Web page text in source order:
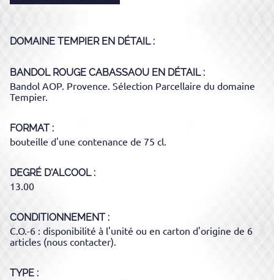
DOMAINE TEMPIEREN DÉTAIL :
BANDOL ROUGE CABASSAOU EN DÉTAIL :
Bandol AOP. Provence. Sélection Parcellaire du domaine
Tempier.
FORMAT
bouteille d'une contenance de 75 cl.
DEGRÉ D'ALCOOL
13.00
CONDITIONNEMENT
C.O.-6 : disponibilité à l'unité ou en carton d'origine de 6
articles (nous contacter).
TYPE